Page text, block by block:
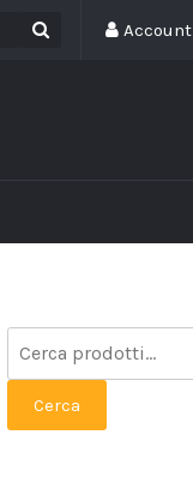
Account
Cerca